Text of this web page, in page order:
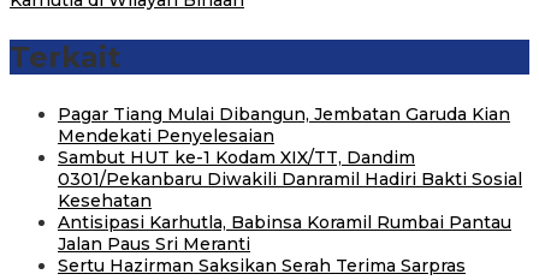
Terkait
Pagar Tiang Mulai Dibangun, Jembatan Garuda Kian
Mendekati Penyelesaian
Sambut HUT ke-1 Kodam XIX/TT, Dandim
0301/Pekanbaru Diwakili Danramil Hadiri Bakti Sosial
Kesehatan
Antisipasi Karhutla, Babinsa Koramil Rumbai Pantau
Jalan Paus Sri Meranti
Sertu Hazirman Saksikan Serah Terima Sarpras